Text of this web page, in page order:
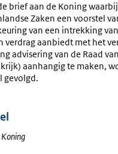
brief aan de Koning
Zaken een voorstel
van een intrekking
verdrag aanbiedt met het
advisering van de Raad
aanhangig te maken,
gevolgd.